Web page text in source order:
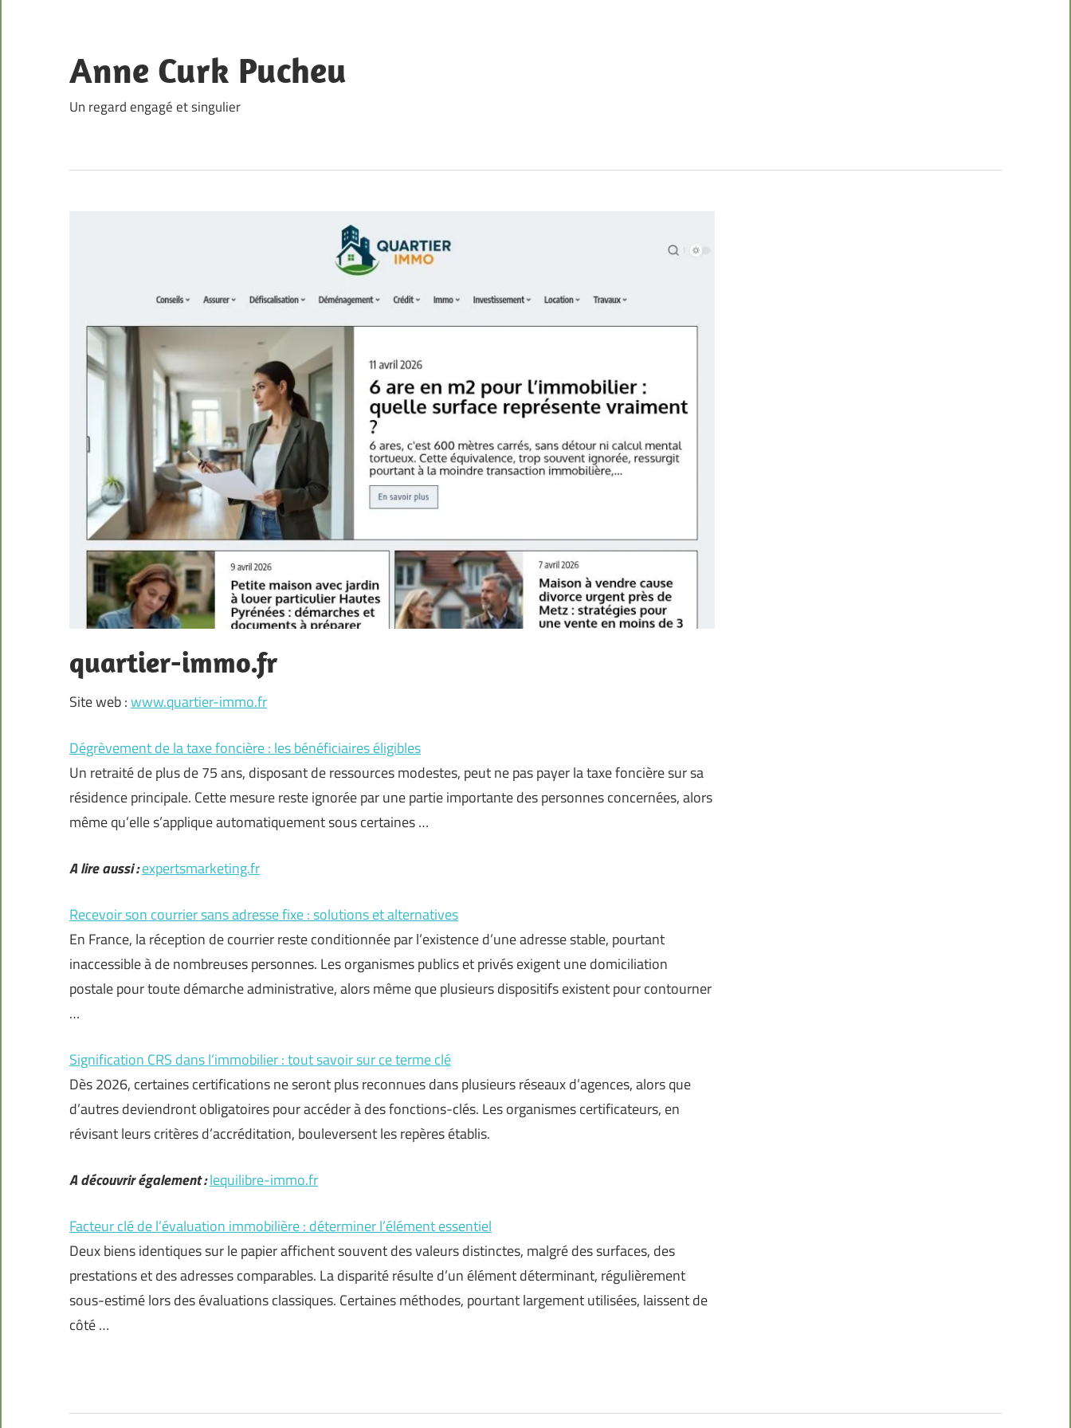
content
Anne Curk Pucheu
Un regard engagé et singulier
quartier-immo.fr
Site web :www.quartier-immo.fr
Dégrèvement de la taxe foncière : les bénéficiaires éligibles
Un retraité de plus de 75 ans, disposant de ressources modestes, peut ne pas payer la taxe foncière sur sa
résidence principale. Cette mesure reste ignorée par une partie importante des personnes concernées, alors
même qu’elle s’applique automatiquement sous certaines …
A lire aussi :expertsmarketing.fr
Recevoir son courrier sans adresse fixe : solutions et alternatives
En France, la réception de courrier reste conditionnée par l’existence d’une adresse stable, pourtant
inaccessible à de nombreuses personnes. Les organismes publics et privés exigent une domiciliation
postale pour toute démarche administrative, alors même que plusieurs dispositifs existent pour contourner
…
Signification CRS dans l’immobilier : tout savoir sur ce terme clé
Dès 2026, certaines certifications ne seront plus reconnues dans plusieurs réseaux d’agences, alors que
d’autres deviendront obligatoires pour accéder à des fonctions-clés. Les organismes certificateurs, en
révisant leurs critères d’accréditation, bouleversent les repères établis.
A découvrir également :lequilibre-immo.fr
Facteur clé de l’évaluation immobilière : déterminer l’élément essentiel
Deux biens identiques sur le papier affichent souvent des valeurs distinctes, malgré des surfaces, des
prestations et des adresses comparables. La disparité résulte d’un élément déterminant, régulièrement
sous-estimé lors des évaluations classiques. Certaines méthodes, pourtant largement utilisées, laissent de
côté …